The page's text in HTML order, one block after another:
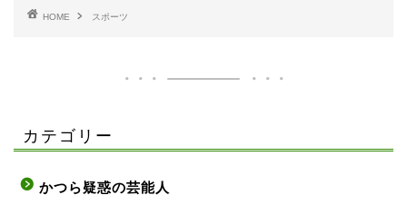
HOME スポーツ
カテゴリー
かつら疑惑の芸能人